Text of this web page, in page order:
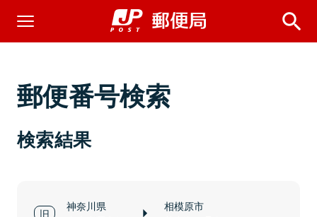
郵便番号検索
検索結果
神奈川県 相模原市